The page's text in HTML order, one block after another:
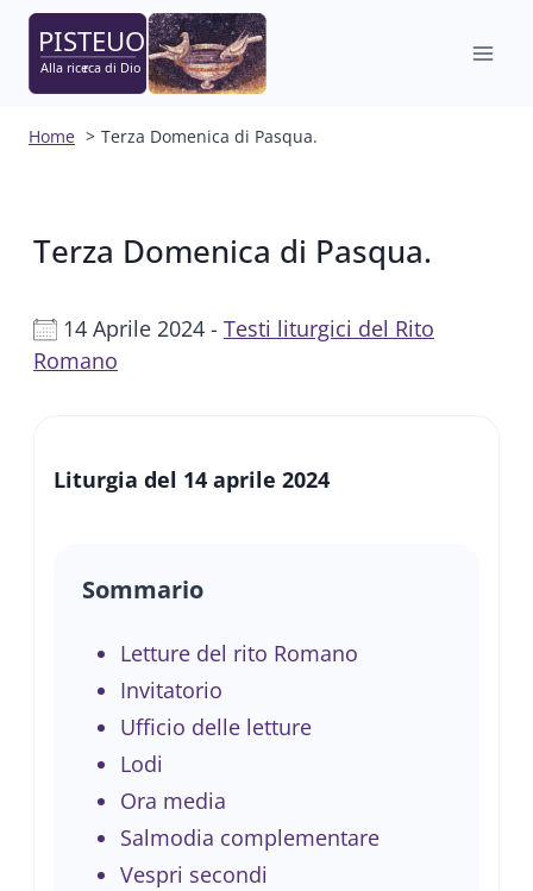
Salta
contenuto
Home Terza Domenica di Pasqua.
Terza Domenica di Pasqua.
14 Aprile 2024 - Testi liturgici del Rito
Romano
Liturgia del 14 aprile 2024
Sommario
Letture del rito Romano
Invitatorio
Ufficio delle letture
Lodi
Ora media
Salmodia complementare
Vespri secondi